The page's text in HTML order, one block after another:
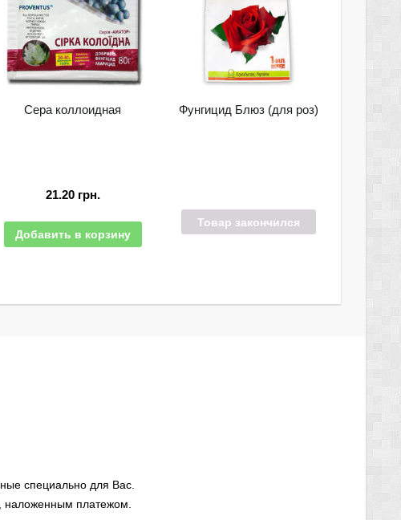
Сера коллоидная
21.20 грн.
Добавить в корзину
Фунгицид Блюз (для роз)
Товар закончился
специально для Вас.
платежом.